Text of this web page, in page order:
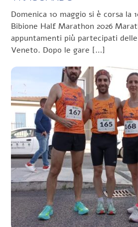
Domenica 10 maggio si è corsa la
Bibione Half Marathon 2026
appuntamenti più partecipati
Veneto. Dopo le gare […]